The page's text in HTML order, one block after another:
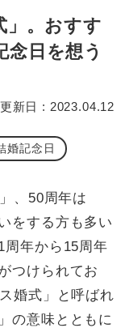
」。おすす
日を想う
新日 : 2023.04.12
婚記念日
、50周年は
をする方も多い
周年から15周年
つけられてお
婚式」と呼ばれ
の意味とともに